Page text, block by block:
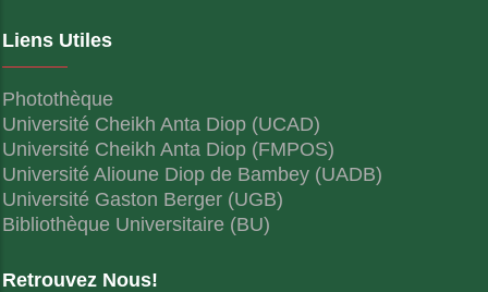
Liens Utiles
Photothèque
Université Cheikh Anta Diop (UCAD)
Université Cheikh Anta Diop (FMPOS)
Université Alioune Diop de Bambey (UADB)
Université Gaston Berger (UGB)
Bibliothèque Universitaire (BU)
Retrouvez Nous!